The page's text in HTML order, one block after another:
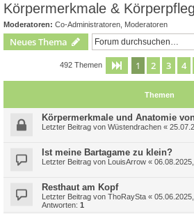
Körpermerkmale &
Moderatoren: Co-Administratoren Moderatoren
Neues Thema
492 Themen Seite 1von 17
1 2 3 4
Themen
Körpermerkmale und Anatomie
Letzter Beitrag von Wüstendrachen «
Ist meine Bartagame zu klein?
Letzter Beitrag von LouisArrow «
Resthaut am Kopf
Letzter Beitrag von ThoRaySta «
Antworten: 1